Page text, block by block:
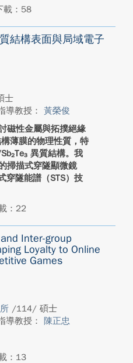
載：58
結構表面與局域電子
士
導教授： 黃榮俊
磁性金屬與拓撲絕緣
薄膜的物理性質，特
異質結構。我
掃描式穿隧顯微鏡
穿隧能譜（STS）技
：22
Inter-group
Loyalty to Online
Games
/114/ 碩士
導教授： 陳正忠
：13